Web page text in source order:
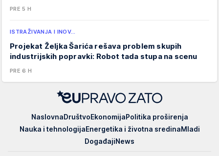
PRE 5 H
ISTRAŽIVANJA I INOV…
Projekat Željka Šarića rešava problem skupih
industrijskih popravki: Robot tada stupa na scenu
PRE 6 H
EUpravo
zato
NaslovnaDruštvoEkonomijaPolitika proširenja
Nauka i tehnologijaEnergetika i životna sredinaMladi
DogađajiNews